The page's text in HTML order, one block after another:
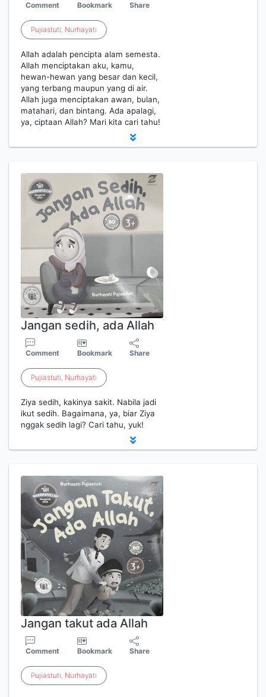
Comment Bookmark Share
Pujiastuti, Nurhayati
Allah adalah pencipta alam semesta.
Allah menciptakan aku, kamu,
hewan-hewan yang besar dan kecil,
yang terbang maupun yang di air.
Allah juga menciptakan awan, bulan,
matahari, dan bintang. Ada apalagi,
ya, ciptaan Allah? Mari kita cari tahu!
Jangan sedih, ada Allah
Comment Bookmark Share
Pujiastuti, Nurhayati
Ziya sedih, kakinya sakit. Nabila jadi
ikut sedih. Bagaimana, ya, biar Ziya
nggak sedih lagi? Cari tahu, yuk!
Jangan takut ada Allah
Comment Bookmark Share
Pujiastuti, Nurhayati